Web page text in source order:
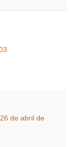
26 de abril de